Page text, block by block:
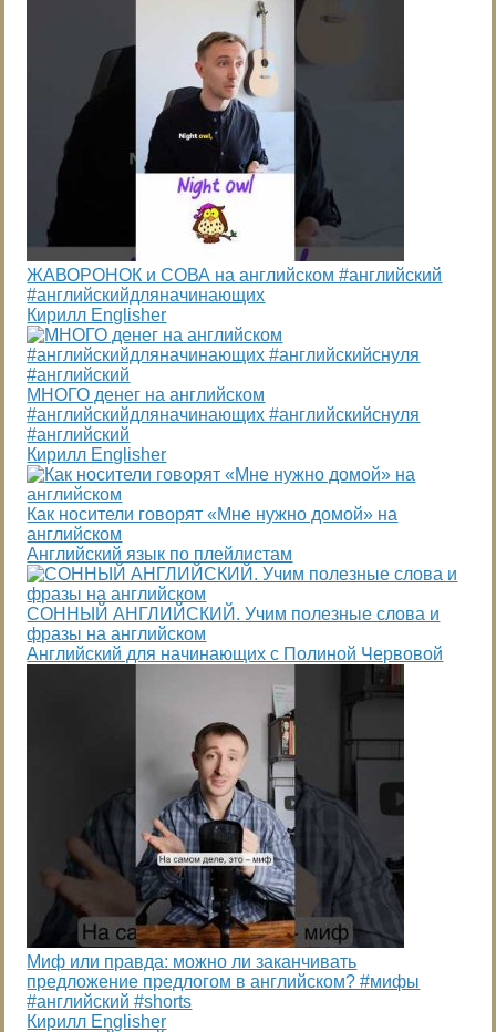
ЖАВОРОНОК и СОВА на английском #английский
#английскийдляначинающих
Кирилл Englisher
МНОГО денег на английском
#английскийдляначинающих #английскийснуля
#английский
Кирилл Englisher
Как носители говорят «Мне нужно домой» на
английском
Английский язык по плейлистам
СОННЫЙ АНГЛИЙСКИЙ. Учим полезные слова и
фразы на английском
Английский для начинающих с Полиной Червовой
Миф или правда: можно ли заканчивать
предложение предлогом в английском? #мифы
#английский #shorts
Кирилл Englisher